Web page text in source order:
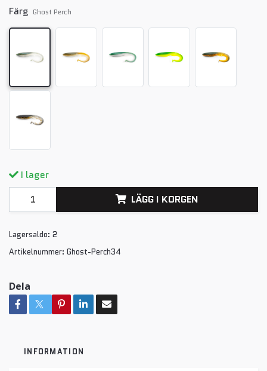
Färg Ghost Perch
I lager
LÄGG I KORGEN
Lagersaldo: 2
Artikelnummer: Ghost-Perch34
Dela
INFORMATION